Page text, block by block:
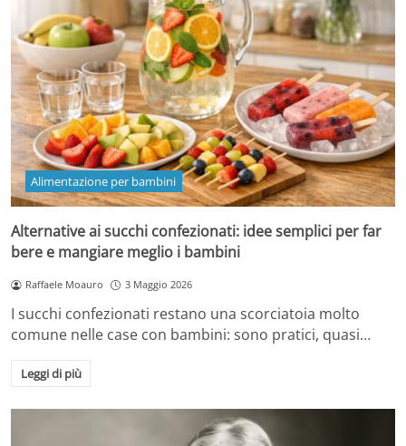
Alimentazione per bambini
Alternative ai succhi confezionati: idee semplici per far
bere e mangiare meglio i bambini
Raffaele Moauro 3 Maggio 2026
I succhi confezionati restano una scorciatoia molto
comune nelle case con bambini: sono pratici, quasi…
Leggi di più